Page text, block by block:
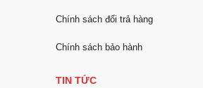
Chính sách đổi trả hàng
Chính sách bảo hành
TIN TỨC